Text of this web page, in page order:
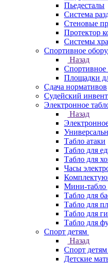
Пьедесталы
Система
Стеновые
Протектор
Системы
Спортивное
Назад
Спортивное
Площадки
Сдача нормативов
Судейский
Электронное
Назад
Табло атаки
Табло для
Табло для
Часы
Мини-табло
Табло для
Табло для
Табло для
Табло для
Спорт детям
Назад
Спорт детям
Детские